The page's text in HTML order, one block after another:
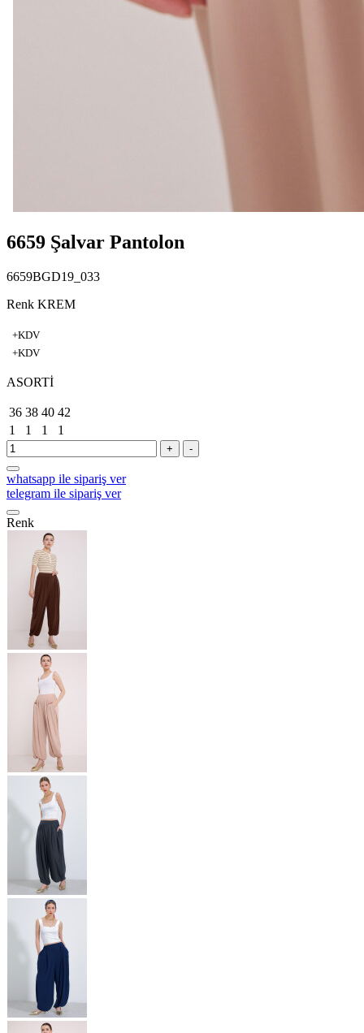
6659 Şalvar Pantolon
6659BGD19_033
Renk KREM
+KDV
+KDV
ASORTİ
36 38 40 42
1
1 1 1
+ -
whatsapp ile sipariş ver
telegram ile sipariş ver
Renk